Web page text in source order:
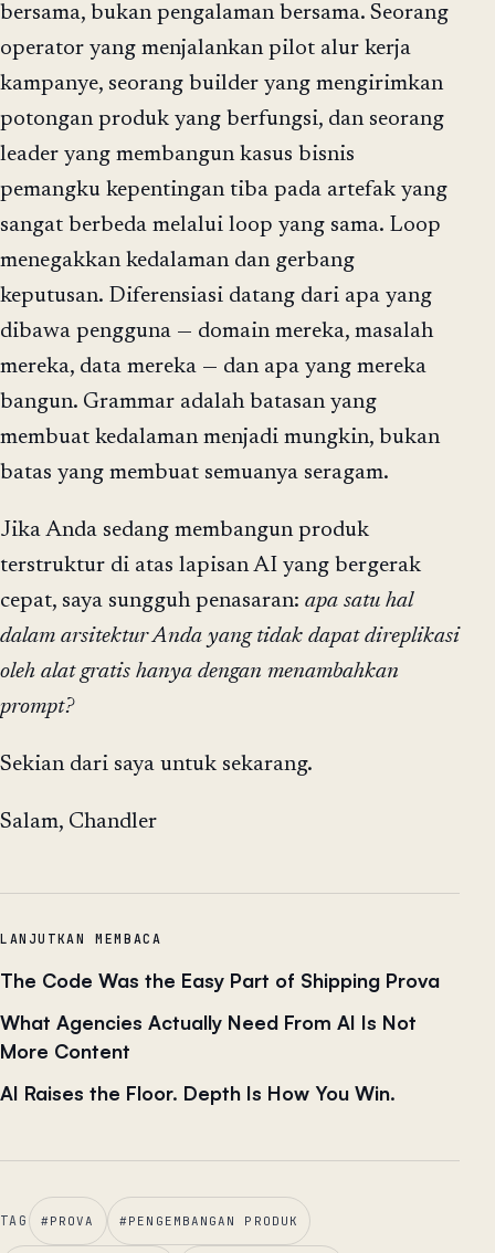
bersama, bukan pengalaman bersama. Seorang
operator yang menjalankan pilot alur kerja
kampanye, seorang builder yang mengirimkan
potongan produk yang berfungsi, dan seorang
leader yang membangun kasus bisnis
pemangku kepentingan tiba pada artefak yang
sangat berbeda melalui loop yang sama. Loop
menegakkan kedalaman dan gerbang
keputusan. Diferensiasi datang dari apa yang
dibawa pengguna — domain mereka, masalah
mereka, data mereka — dan apa yang mereka
bangun. Grammar adalah batasan yang
membuat kedalaman menjadi mungkin, bukan
batas yang membuat semuanya seragam.
Jika Anda sedang membangun produk
terstruktur di atas lapisan AI yang bergerak
cepat, saya sungguh penasaran: apa satu hal
dalam arsitektur Anda yang tidak dapat direplikasi
oleh alat gratis hanya dengan menambahkan
prompt?
Sekian dari saya untuk sekarang.
Salam, Chandler
LANJUTKAN MEMBACA
The Code Was the Easy Part of Shipping Prova
What Agencies Actually Need From AI Is Not
More Content
AI Raises the Floor. Depth Is How You Win.
TAG #PROVA #PENGEMBANGAN PRODUK